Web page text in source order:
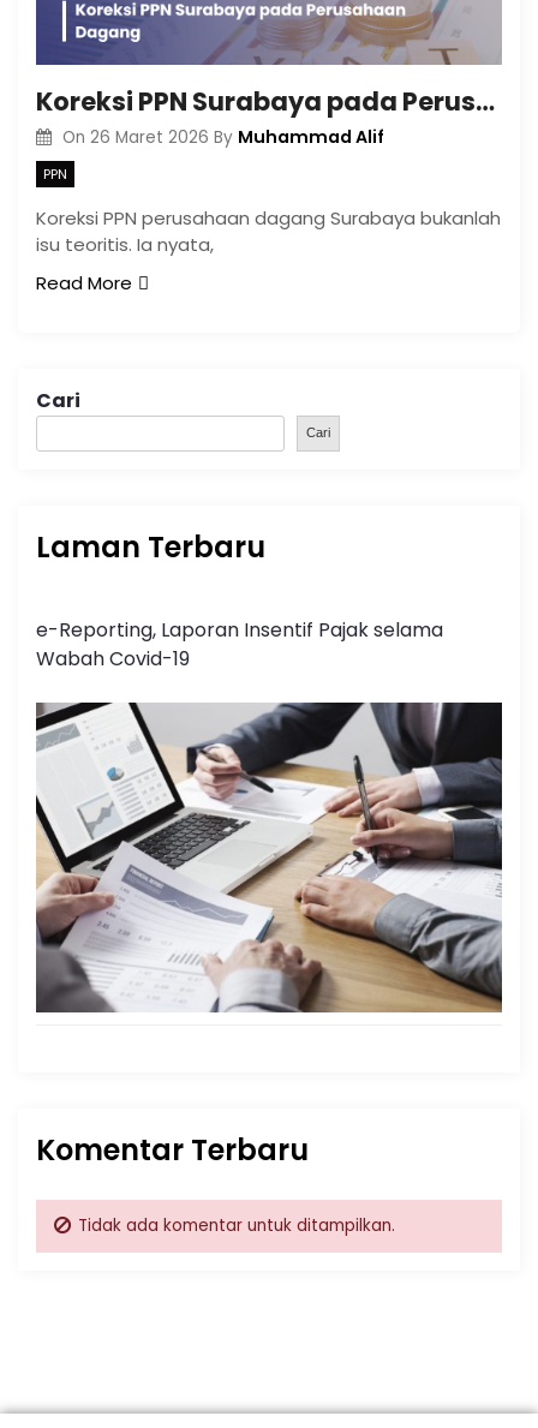
Koreksi PPN Surabaya pada Perusahaan Dagang
On 26 Maret 2026 By Muhammad Alif
PPN
Koreksi PPN perusahaan dagang Surabaya bukanlah
isu teoritis. Ia nyata,
Read More
Cari
Cari
Laman Terbaru
e-Reporting, Laporan Insentif Pajak selama
Wabah Covid-19
Komentar Terbaru
Tidak ada komentar untuk ditampilkan.